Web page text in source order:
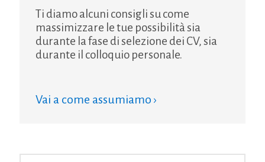
Ti diamo alcuni consigli su come
massimizzare le tue possibilità sia
durante la fase di selezione dei CV, sia
durante il colloquio personale.
Vai a come assumiamo ›